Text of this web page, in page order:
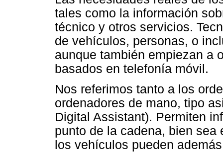
tales como la información
técnico y otros servicios.
de vehículos, personas, o
aunque también empiezan a
basados en telefonía móvil.
Nos referimos tanto a los
ordenadores de mano, tipo
Digital Assistant). Permiten
punto de la cadena, bien sea
los vehículos pueden